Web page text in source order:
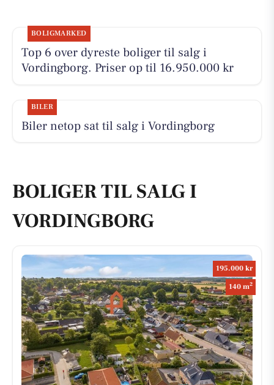
BOLIGMARKED
Top 6 over dyreste boliger til salg i
Vordingborg. Priser op til 16.950.000 kr
BILER
Biler netop sat til salg i Vordingborg
BOLIGER TIL SALG I
VORDINGBORG
195.000 kr
140 m2